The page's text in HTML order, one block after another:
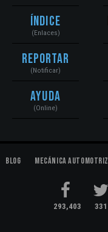
Índice
(Enlaces)
Reportar
(Notificar)
Ayuda
(Online)
Blog Mecánica Automotriz
293,403 331